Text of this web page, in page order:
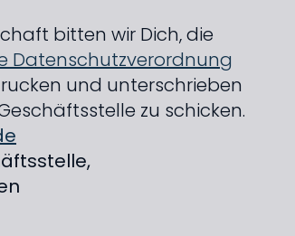
bitten wir Dich, die
Datenschutz­verordnung
und unterschrieben
zu schicken.